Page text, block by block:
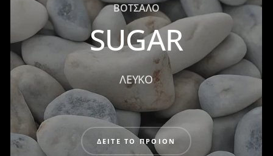
ΒΟΤΣΑΛΟ
SUGAR
ΛΕΥΚΟ
ΔΕΙΤΕ ΤΟ ΠΡΟΙΟΝ